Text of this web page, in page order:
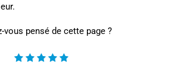
vous pensé de cette page ?